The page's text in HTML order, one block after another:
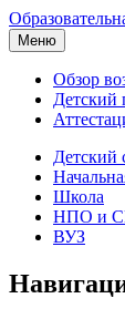
Меню
Обзор
Детский
Детский
Школа
НПО и
ВУЗ